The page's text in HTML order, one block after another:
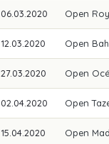
06.03.2020 Open
12.03.2020 Open
27.03.2020 Open
02.04.2020 Open
15.04.2020 Open